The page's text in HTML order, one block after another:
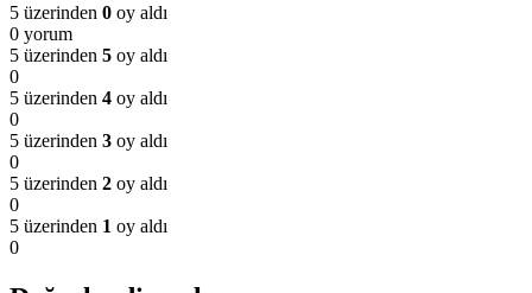
5 üzerinden 0 oy aldı
0 yorum
5 üzerinden 5 oy aldı
0
5 üzerinden 4 oy aldı
0
5 üzerinden 3 oy aldı
0
5 üzerinden 2 oy aldı
0
5 üzerinden 1 oy aldı
0